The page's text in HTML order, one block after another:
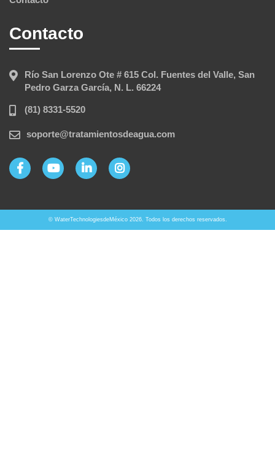
Contacto
Río San Lorenzo Ote # 615 Col. Fuentes del Valle, San
Pedro Garza García, N. L. 66224
(81) 8331-5520
soporte@tratamientosdeagua.com
© WaterTechnologiesdeMéxico 2026. Todos los derechos reservados.